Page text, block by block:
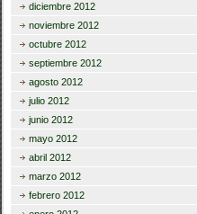
diciembre 2012
noviembre 2012
octubre 2012
septiembre 2012
agosto 2012
julio 2012
junio 2012
mayo 2012
abril 2012
marzo 2012
febrero 2012